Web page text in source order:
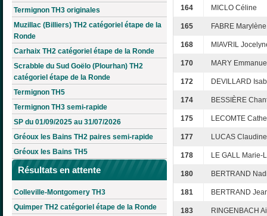
Termignon TH3 originales
Muzillac (Billiers) TH2 catégoriel étape de la
Ronde
Carhaix TH2 catégoriel étape de la Ronde
Scrabble du Sud Goëlo (Plourhan) TH2
catégoriel étape de la Ronde
Termignon TH5
Termignon TH3 semi-rapide
SP du 01/09/2025 au 31/07/2026
Gréoux les Bains TH2 paires semi-rapide
Gréoux les Bains TH5
Résultats en attente
Colleville-Montgomery TH3
Quimper TH2 catégoriel étape de la Ronde
164 MICLO Céline
165 FABRE Marylène
168 MIAVRIL
170 MARY
172 DEVILLARD
174 BESSIÈRE
175 LECOMTE
177 LUCAS Claudine
178 LE GALL Marie-
180 BERTRAND
181 BERTRAND
183 RINGENBACH